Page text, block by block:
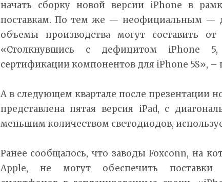
начать сборку новой версии iPhone в
поставкам. По тем же — неофициальным —
объемы производства могут составить
«Столкнувшись с дефицитом iPhone 5,
сертификации компонентов для iPhone 5S», –
А в следующем квартале после презентации
представлена пятая версия iPad, с
меньшим количеством светодиодов,
Ранее сообщалось, что заводы Foxconn, на
Apple, не могут обеспечить поставки